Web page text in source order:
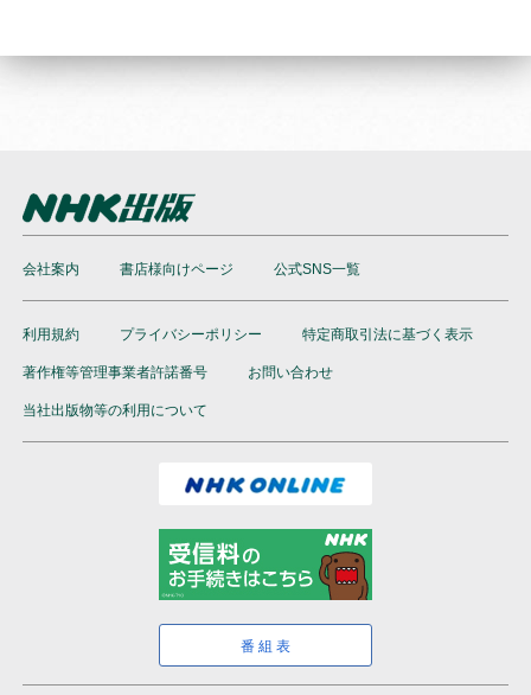
会社案内 書店様向けページ 公式SNS一覧
利用規約 プライバシーポリシー 特定商取引法に基づく表示
著作権等管理事業者許諾番号 お問い合わせ
当社出版物等の利用について
番組表